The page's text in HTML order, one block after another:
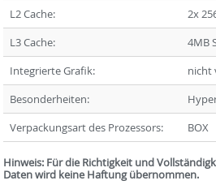
L2 Cache:
2x
L3 Cache:
4MB
Integrierte Grafik:
nicht
Besonderheiten:
Verpackungsart des Prozessors:
BOX
Hinweis: Für die Richtigkeit und
Daten wird keine Haftung übernommen.